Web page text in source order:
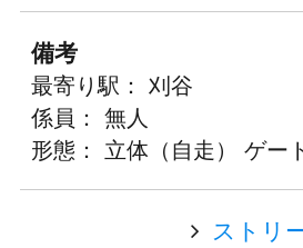
備考
最寄り駅： 刈谷
係員： 無人
形態： 立体（自走） ゲー
ストリ